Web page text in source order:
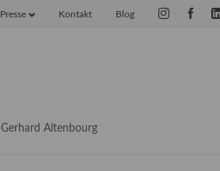
Blog
Kontakt
Presse
Gerhard Altenbourg